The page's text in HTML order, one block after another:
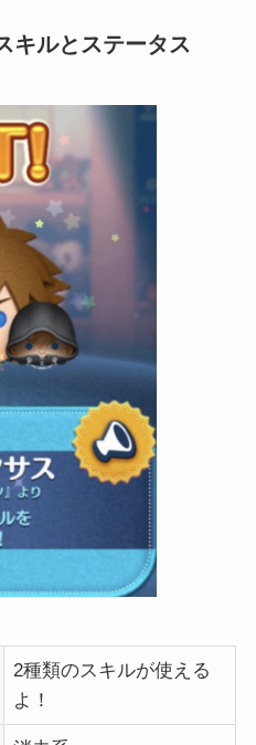
キルとステータス
2種類のスキルが使える
よ！